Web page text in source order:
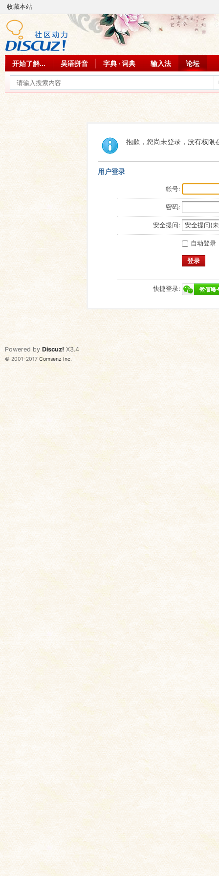
收藏本站
开始了解... 吴语拼音 字典 · 词典 输入法 论坛
抱歉，您尚未登录，没有权限
用户登录
帐号:
密码:
安全提问:
自动登录
登录
快捷登录:
Powered by Discuz! X3.4
© 2001-2017 Comsenz Inc.